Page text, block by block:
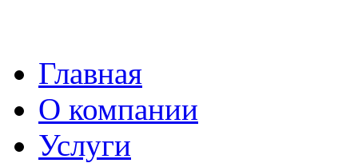
Главная
О компании
Услуги